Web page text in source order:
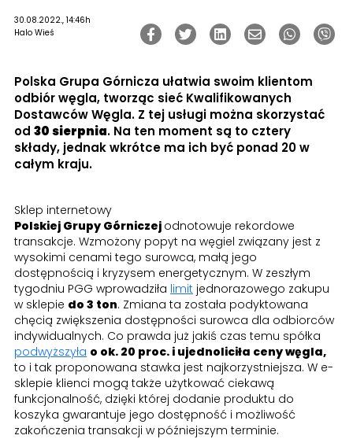
30.08.2022., 14:46h
Halo Wieś
Polska Grupa Górnicza ułatwia swoim klientom
odbiór węgla, tworząc sieć Kwalifikowanych
Dostawców Węgla. Z tej usługi można skorzystać
od 30 sierpnia. Na ten moment są to cztery
składy, jednak wkrótce ma ich być ponad 20 w
całym kraju.
Sklep internetowy
Polskiej Grupy Górniczej odnotowuje rekordowe
transakcje. Wzmożony popyt na węgiel związany jest z
wysokimi cenami tego surowca, małą jego
dostępnością i kryzysem energetycznym. W zeszłym
tygodniu PGG wprowadziła limit jednorazowego zakupu
w sklepie do 3 ton. Zmiana ta została podyktowana
chęcią zwiększenia dostępności surowca dla odbiorców
indywidualnych. Co prawda już jakiś czas temu spółka
podwyższyła o ok. 20 proc. i ujednoliciła ceny węgla,
to i tak proponowana stawka jest najkorzystniejsza. W e-
sklepie klienci mogą także użytkować ciekawą
funkcjonalność, dzięki której dodanie produktu do
koszyka gwarantuje jego dostępność i możliwość
zakończenia transakcji w późniejszym terminie.